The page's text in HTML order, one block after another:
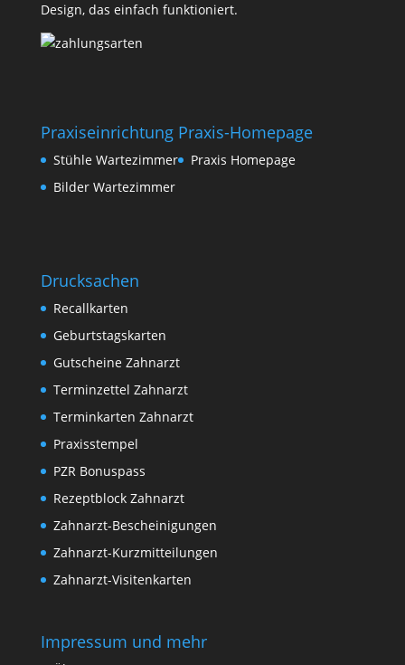
Design, das einfach funktioniert.
Praxiseinrichtung
Stühle Wartezimmer
Bilder Wartezimmer
Praxis-Homepage
Praxis Homepage
Drucksachen
Recallkarten
Geburtstagskarten
Gutscheine Zahnarzt
Terminzettel Zahnarzt
Terminkarten Zahnarzt
Praxisstempel
PZR Bonuspass
Rezeptblock Zahnarzt
Zahnarzt-Bescheinigungen
Zahnarzt-Kurzmitteilungen
Zahnarzt-Visitenkarten
Impressum und mehr